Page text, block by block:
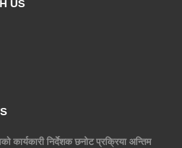
US
कार्यकारी निर्देशक छनोट प्रक्रिया अन्तिम